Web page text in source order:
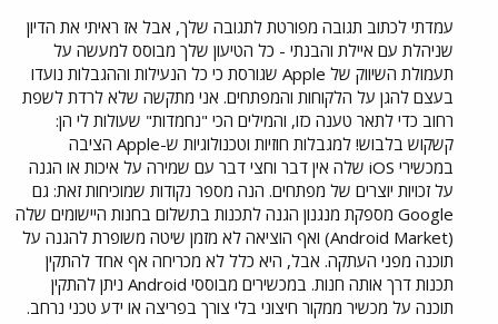
עמדתי לכתוב תגובה מפורטת לתגובה שלך, אבל אז ראיתי את הדיון
שניהלת עם איילת והבנתי - כל הטיעון שלך מבוסס למעשה על
תעמולת השיווק של Apple שגורסת כי כל הנעילות וההגבלות נועדו
בעצם להגן על הלקוחות והמפתחים. אני מתקשה שלא לרדת לשפת
רחוב כדי לתאר טענה כזו, והמילים הכי "נחמדות" שעולות לי הן:
קשקוש בלבוש! למגבלות חוזיות וטכנולוגיות ש-Apple הציבה
במכשירי iOS שלה אין דבר וחצי דבר עם שמירה על איכות או הגנה
על זכויות יוצרים של מפתחים. הנה מספר נקודות שמוכיחות זאת: גם
Google מספקת מנגנון הגנה לתכנות בתשלום בחנות היישומים שלה
(Android Market) ואף הוציאה לא מזמן שיטה משופרת להגנה על
תוכנה מפני העתקה. אבל, היא כלל לא מכריחה אף אחד להתקין
תכנות דרך אותה חנות. במכשירים מבוססי Android ניתן להתקין
תוכנה על מכשיר ממקור חיצוני בלי צורך בפריצה או ידע טכני נרחב.